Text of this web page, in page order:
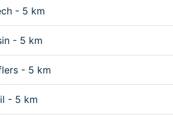
- 5 km
- 5 km
- 5 km
- 5 km